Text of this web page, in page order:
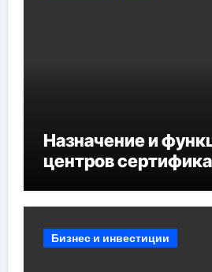
Назначение и
центров
Бизнес и инвестиции